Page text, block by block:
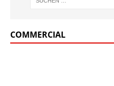
COMMERCIAL